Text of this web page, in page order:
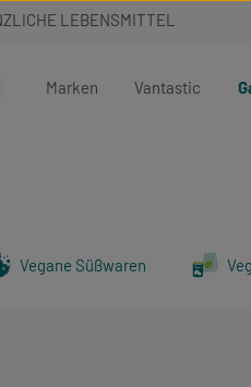
Marken
Vantastic
Vegane Süßwaren